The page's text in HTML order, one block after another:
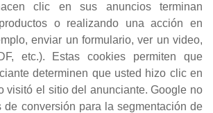
clic en sus anuncios terminan
o realizando una acción en
enviar un formulario, ver un video,
etc.). Estas cookies permiten que
determinen que usted hizo clic en
visitó el sitio del anunciante. Google no
de conversión para la segmentación de